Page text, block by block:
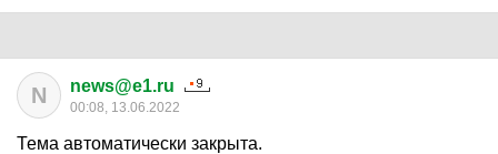
N news@e1.ru
00:08, 13.06.2022
Тема автоматически закрыта.